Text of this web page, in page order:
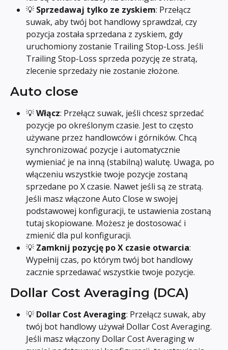
💡 Sprzedawaj tylko ze zyskiem: Przełącz
suwak, aby twój bot handlowy sprawdzał, czy
pozycja została sprzedana z zyskiem, gdy
uruchomiony zostanie Trailing Stop-Loss. Jeśli
Trailing Stop-Loss sprzeda pozycję ze stratą,
zlecenie sprzedaży nie zostanie złożone.
Auto close
💡 Włącz: Przełącz suwak, jeśli chcesz sprzedać
pozycje po określonym czasie. Jest to często
używane przez handlowców i górników. Chcą
synchronizować pozycje i automatycznie
wymieniać je na inną (stabilną) walutę. Uwaga, po
włączeniu wszystkie twoje pozycje zostaną
sprzedane po X czasie. Nawet jeśli są ze stratą.
Jeśli masz włączone Auto Close w swojej
podstawowej konfiguracji, te ustawienia zostaną
tutaj skopiowane. Możesz je dostosować i
zmienić dla pul konfiguracji.
💡 Zamknij pozycję po X czasie otwarcia:
Wypełnij czas, po którym twój bot handlowy
zacznie sprzedawać wszystkie twoje pozycje.
Dollar Cost Averaging (DCA)
💡 Dollar Cost Averaging: Przełącz suwak, aby
twój bot handlowy używał Dollar Cost Averaging.
Jeśli masz włączony Dollar Cost Averaging w